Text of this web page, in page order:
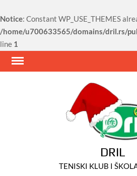
Notice: Constant WP_USE_THEMES
/home/u700633565/domains/dril.rs/
line 1
Skip
DRIL
TENISKI KLUB I